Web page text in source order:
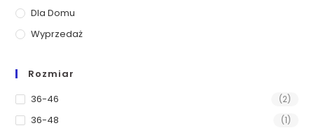
Dla Domu
Wyprzedaż
Rozmiar
36-46
(2)
36-48 (1)